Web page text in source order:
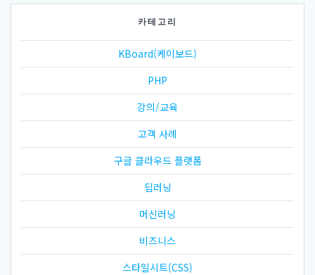
카테고리
KBoard(케이보드)
PHP
강의/교육
고객 사례
구글 클라우드 플랫폼
딥러닝
머신러닝
비즈니스
스타일시트(CSS)